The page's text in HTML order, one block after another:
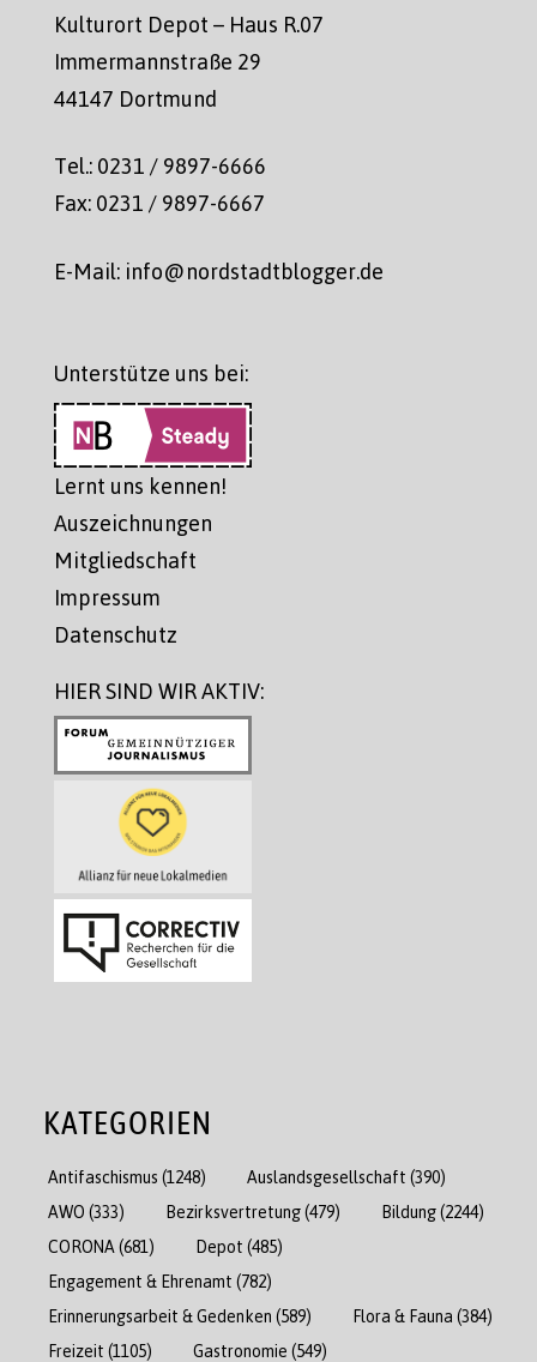
Kulturort Depot – Haus R.07
Immermannstraße 29
44147 Dortmund
Tel.: 0231 / 9897-6666
Fax: 0231 / 9897-6667
E-Mail: info@nordstadtblogger.de
Unterstütze uns bei:
Lernt uns kennen!
Auszeichnungen
Mitgliedschaft
Impressum
Datenschutz
HIER SIND WIR AKTIV:
KATEGORIEN
Antifaschismus (1248) Auslandsgesellschaft (390)
AWO (333) Bezirksvertretung(479) Bildung(2244)
CORONA (681) Depot (485)
Engagement & Ehrenamt (782)
Erinnerungsarbeit & Gedenken (589) Flora & Fauna (384)
Freizeit (1105) Gastronomie (549)